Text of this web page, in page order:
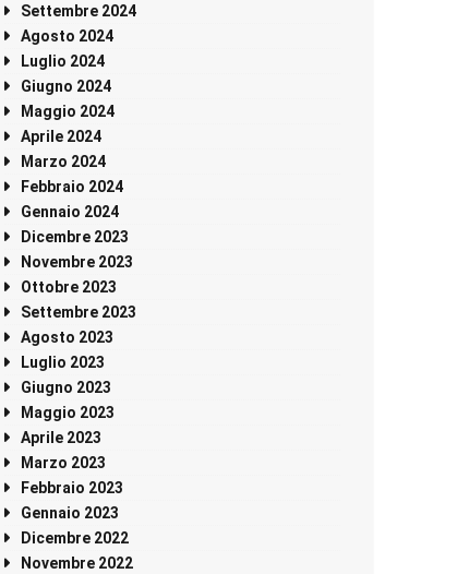
Settembre 2024
Agosto 2024
Luglio 2024
Giugno 2024
Maggio 2024
Aprile 2024
Marzo 2024
Febbraio 2024
Gennaio 2024
Dicembre 2023
Novembre 2023
Ottobre 2023
Settembre 2023
Agosto 2023
Luglio 2023
Giugno 2023
Maggio 2023
Aprile 2023
Marzo 2023
Febbraio 2023
Gennaio 2023
Dicembre 2022
Novembre 2022